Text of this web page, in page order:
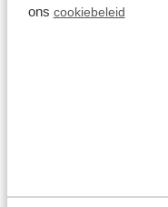
ons cookiebeleid
2004 - heden De
gevestigd van het